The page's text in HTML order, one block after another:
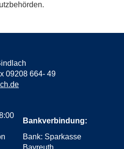
09208 664- 49
Bankverbindung:
Bank: Sparkasse